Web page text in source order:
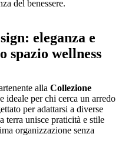
del benessere.
eleganza e
spazio wellness
alla Collezione
ideale per chi cerca un arredo
per adattarsi a diverse
terra unisce praticità e stile
organizzazione senza